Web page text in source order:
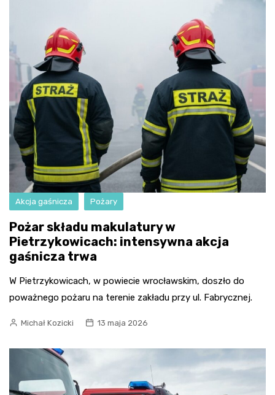
Akcja gaśnicza Pożary
Pożar składu makulatury w
Pietrzykowicach: intensywna akcja
gaśnicza trwa
W Pietrzykowicach, w powiecie wrocławskim, doszło do
poważnego pożaru na terenie zakładu przy ul. Fabrycznej.
Michał Kozicki 13 maja 2026